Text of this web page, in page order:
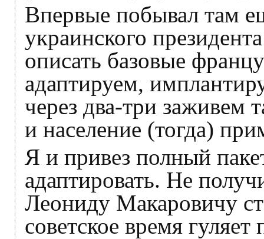
Впервые побывал там
украинского
описать базовые
адаптируем,
через два-три заживем
и население (тогда)
Я и привез полный
адаптировать. Не
Леониду Макаровичу
советское время